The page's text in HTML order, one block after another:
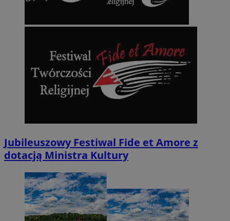
Jubileuszowy Festiwal Fide et Amore z
dotacją Ministra Kultury